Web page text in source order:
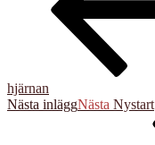
hjärnan
Nästa inläggNästa Nystart